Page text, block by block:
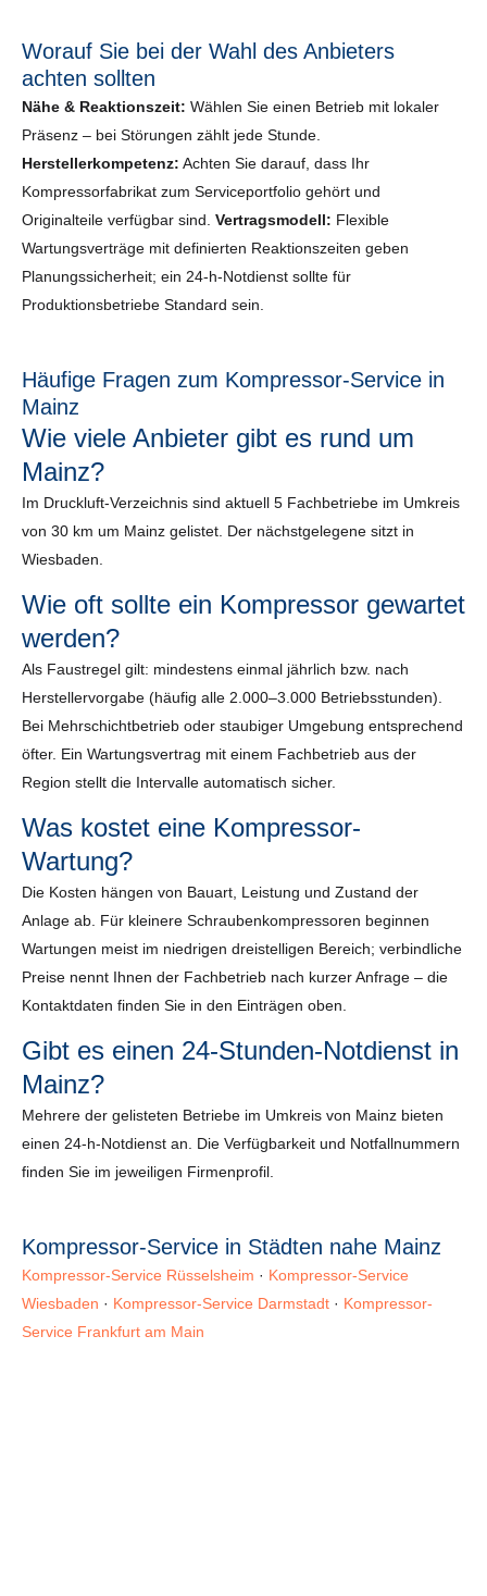
Worauf Sie bei der Wahl des Anbieters
achten sollten
Nähe & Reaktionszeit: Wählen Sie einen Betrieb mit lokaler
Präsenz – bei Störungen zählt jede Stunde.
Herstellerkompetenz: Achten Sie darauf, dass Ihr
Kompressorfabrikat zum Serviceportfolio gehört und
Originalteile verfügbar sind. Vertragsmodell: Flexible
Wartungsverträge mit definierten Reaktionszeiten geben
Planungssicherheit; ein 24-h-Notdienst sollte für
Produktionsbetriebe Standard sein.
Häufige Fragen zum Kompressor-Service in
Mainz
Wie viele Anbieter gibt es rund um
Mainz?
Im Druckluft-Verzeichnis sind aktuell 5 Fachbetriebe im Umkreis
von 30 km um Mainz gelistet. Der nächstgelegene sitzt in
Wiesbaden.
Wie oft sollte ein Kompressor gewartet
werden?
Als Faustregel gilt: mindestens einmal jährlich bzw. nach
Herstellervorgabe (häufig alle 2.000–3.000 Betriebsstunden).
Bei Mehrschichtbetrieb oder staubiger Umgebung entsprechend
öfter. Ein Wartungsvertrag mit einem Fachbetrieb aus der
Region stellt die Intervalle automatisch sicher.
Was kostet eine Kompressor-
Wartung?
Die Kosten hängen von Bauart, Leistung und Zustand der
Anlage ab. Für kleinere Schraubenkompressoren beginnen
Wartungen meist im niedrigen dreistelligen Bereich; verbindliche
Preise nennt Ihnen der Fachbetrieb nach kurzer Anfrage – die
Kontaktdaten finden Sie in den Einträgen oben.
Gibt es einen 24-Stunden-Notdienst in
Mainz?
Mehrere der gelisteten Betriebe im Umkreis von Mainz bieten
einen 24-h-Notdienst an. Die Verfügbarkeit und Notfallnummern
finden Sie im jeweiligen Firmenprofil.
Kompressor-Service in Städten nahe Mainz
Kompressor-Service Rüsselsheim · Kompressor-Service
Wiesbaden · Kompressor-Service Darmstadt · Kompressor-
Service Frankfurt am Main